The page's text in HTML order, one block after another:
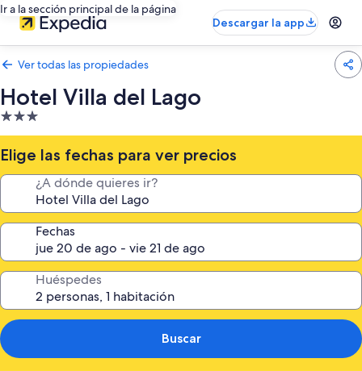
Ir a la sección principal de la página
Descargar la app
Ver todas las propiedades
Hotel Villa del Lago
Propiedad
de
3.0
estrellas
Elige las fechas para ver precios
¿A dónde quieres ir?
Fechas
Huéspedes
Buscar